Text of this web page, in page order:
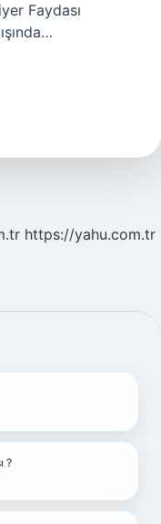
Faydası
https://yahu.com.tr
?